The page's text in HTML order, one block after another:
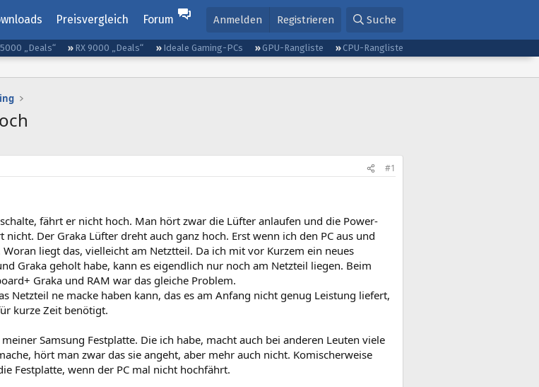
Preisvergleich Forum Anmelden Registrieren Suche
5000 „Deals“ RX 9000 „Deals“ Ideale Gaming-PCs GPU-Rangliste
CPU-Rangliste
#1
fährt er nicht hoch. Man hört zwar die Lüfter anlaufen und die Power-
nicht. Der Graka Lüfter dreht auch ganz hoch. Erst wenn ich den PC aus und
liegt das, vielleicht am Netztteil. Da ich mit vor Kurzem ein neues
Graka geholt habe, kann es eigendlich nur noch am Netzteil liegen. Beim
Graka und RAM war das gleiche Problem.
Netzteil ne macke haben kann, das es am Anfang nicht genug Leistung liefert,
kurze Zeit benötigt.
Samsung Festplatte. Die ich habe, macht auch bei anderen Leuten viele
hört man zwar das sie angeht, aber mehr auch nicht. Komischerweise
Festplatte, wenn der PC mal nicht hochfährt.